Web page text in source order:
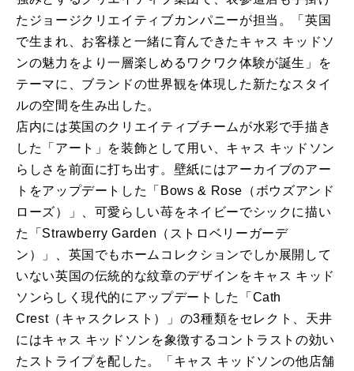
たジョージクリエイティブカンパニーが担当。「英国
で生まれ、お客様と一緒に育んできたキャス キッドソ
ンの魅力をより一層楽しめるワクワク体験が誕生」を
テーマに、ブランドの世界観を体現した新たなスタイ
ルの空間を生み出した。
店内には英国のクリエイティブチームが水彩で手描き
した「アート」を装飾として用い、キャス キッドソン
らしさを前面に打ち出す。壁紙にはアーカイブのアー
トをアップデートした「Bows & Rose（ボウズアンド
ローズ）」、可愛らしい苺をネイビーでシックに描い
た「Strawberry Garden（ストロベリーガーデ
ン）」、英国でもホームコレクションでしか展開して
いない英国の伝統的な紋章のデザインをキャス キッド
ソンらしく現代的にアップデートした「Cath
Crest（キャスクレスト）」の3種類をセレクト、天井
にはキャス キッドソンを象徴するコントラストの効い
たストライプを配した。「キャス キッドソンの他店舗